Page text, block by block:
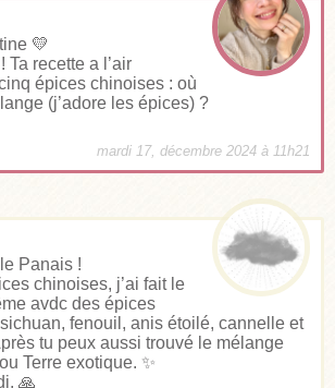
💛
Ta recette a l’air
épices chinoises : où
(j’adore les épices) ?
mardi 17, décembre 2024 à 11h21
Panais !
chinoises, j’ai fait le
avdc des épices
fenouil, anis étoilé, cannelle et
tu peux aussi trouvé le mélange
Terre exotique. ✨
🙏